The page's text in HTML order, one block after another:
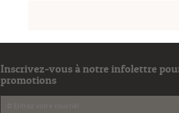
Inscrivez-vous à notre infolettre
promotions